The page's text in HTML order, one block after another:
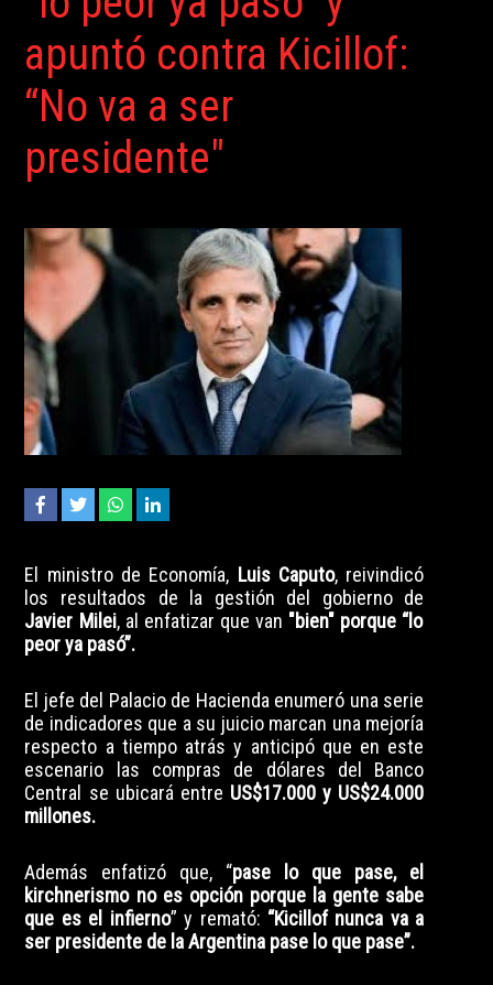
apuntó contra Kicillof:
“No va a ser
presidente"
El ministro de Economía, Luis Caputo, reivindicó
los resultados de la gestión del gobierno de
Javier Milei, al enfatizar que van "bien" porque “lo
peor ya pasó”.
El jefe del Palacio de Hacienda enumeró una serie
de indicadores que a su juicio marcan una mejoría
respecto a tiempo atrás y anticipó que en este
escenario las compras de dólares del Banco
Central se ubicará entre US$17.000 y US$24.000
millones.
Además enfatizó que, “pase lo que pase, el
kirchnerismo no es opción porque la gente sabe
que es el infierno” y remató: “Kicillof nunca va a
ser presidente de la Argentina pase lo que pase”.